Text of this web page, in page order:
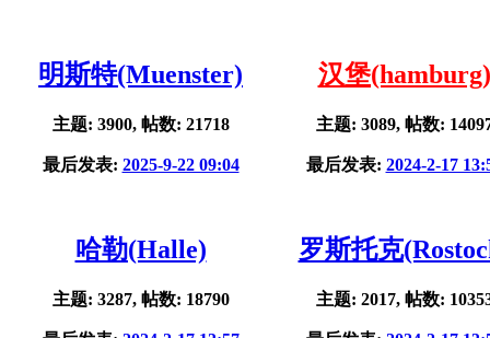
明斯特(Muenster)
主题: 3900, 帖数: 21718
最后发表: 2025-9-22 09:04
汉堡(hamburg)
主题: 3089, 帖数:
最后发表: 2024-2-17
哈勒(Halle)
主题: 3287, 帖数: 18790
罗斯托克
主题: 2017, 帖数: